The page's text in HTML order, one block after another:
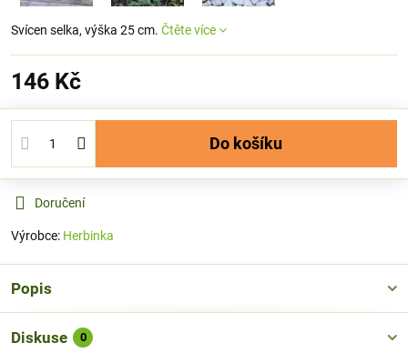
Svícen selka, výška 25 cm. Čtěte více
146 Kč
Do košíku
Doručení
Výrobce: Herbinka
Popis
Diskuse 0